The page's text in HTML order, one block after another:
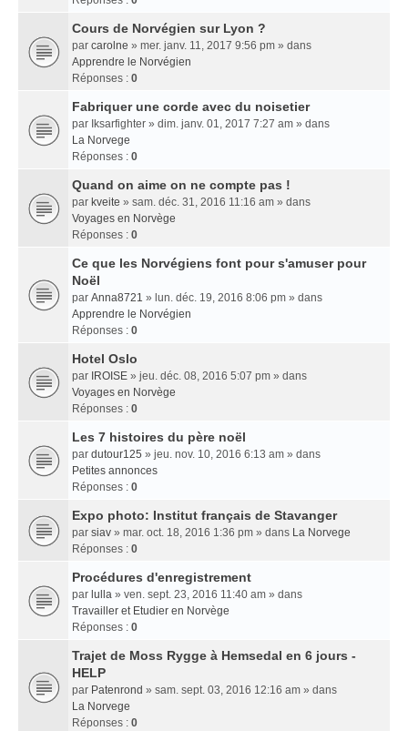
Cours de Norvégien sur Lyon ?
par carolne » mer. janv. 11, 2017 9:56 pm » dans
Apprendre le Norvégien
Réponses : 0
Fabriquer une corde avec du noisetier
par Iksarfighter » dim. janv. 01, 2017 7:27 am » dans
La Norvege
Réponses : 0
Quand on aime on ne compte pas !
par kveite » sam. déc. 31, 2016 11:16 am » dans
Voyages en Norvège
Réponses : 0
Ce que les Norvégiens font pour s'amuser pour
Noël
par Anna8721 » lun. déc. 19, 2016 8:06 pm » dans
Apprendre le Norvégien
Réponses : 0
Hotel Oslo
par IROISE » jeu. déc. 08, 2016 5:07 pm » dans
Voyages en Norvège
Réponses : 0
Les 7 histoires du père noël
par dutour125 » jeu. nov. 10, 2016 6:13 am » dans
Petites annonces
Réponses : 0
Expo photo: Institut français de Stavanger
par siav » mar. oct. 18, 2016 1:36 pm » dans La Norvege
Réponses : 0
Procédures d'enregistrement
par lulla » ven. sept. 23, 2016 11:40 am » dans
Travailler et Etudier en Norvège
Réponses : 0
Trajet de Moss Rygge à Hemsedal en 6 jours -
HELP
par Patenrond » sam. sept. 03, 2016 12:16 am » dans
La Norvege
Réponses : 0